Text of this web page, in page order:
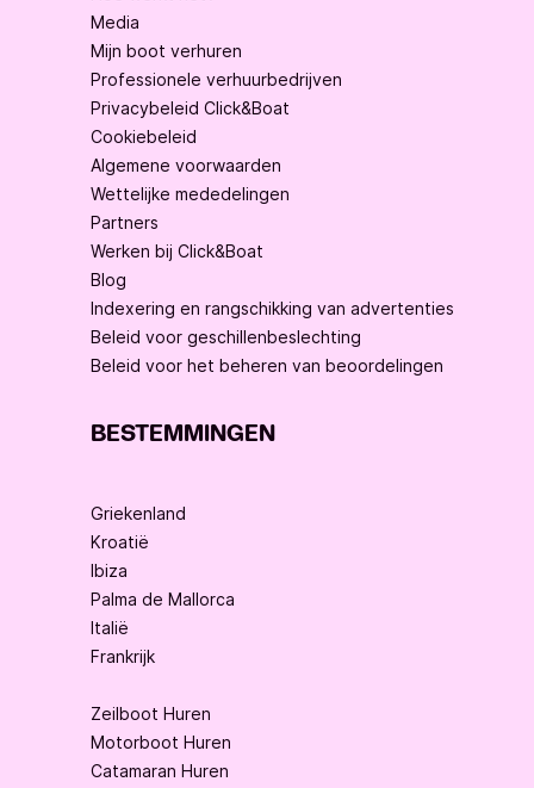
Media
Mijn boot verhuren
Professionele verhuurbedrijven
Privacybeleid Click&Boat
Cookiebeleid
Algemene voorwaarden
Wettelijke mededelingen
Partners
Werken bij Click&Boat
Blog
Indexering en rangschikking van advertenties
Beleid voor geschillenbeslechting
Beleid voor het beheren van beoordelingen
BESTEMMINGEN
Griekenland
Kroatië
Ibiza
Palma de Mallorca
Italië
Frankrijk
Zeilboot Huren
Motorboot Huren
Catamaran Huren